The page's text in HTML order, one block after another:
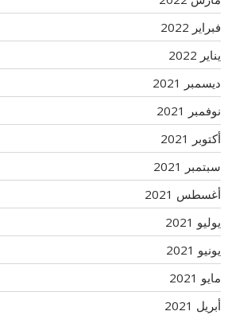
فبراير 2022
يناير 2022
ديسمبر 2021
نوفمبر 2021
أكتوبر 2021
سبتمبر 2021
أغسطس 2021
يوليو 2021
يونيو 2021
مايو 2021
أبريل 2021